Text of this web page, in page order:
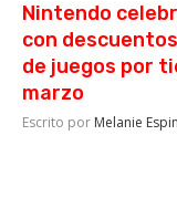
Nintendo
con
de juegos por
marzo
Escrito por Melanie